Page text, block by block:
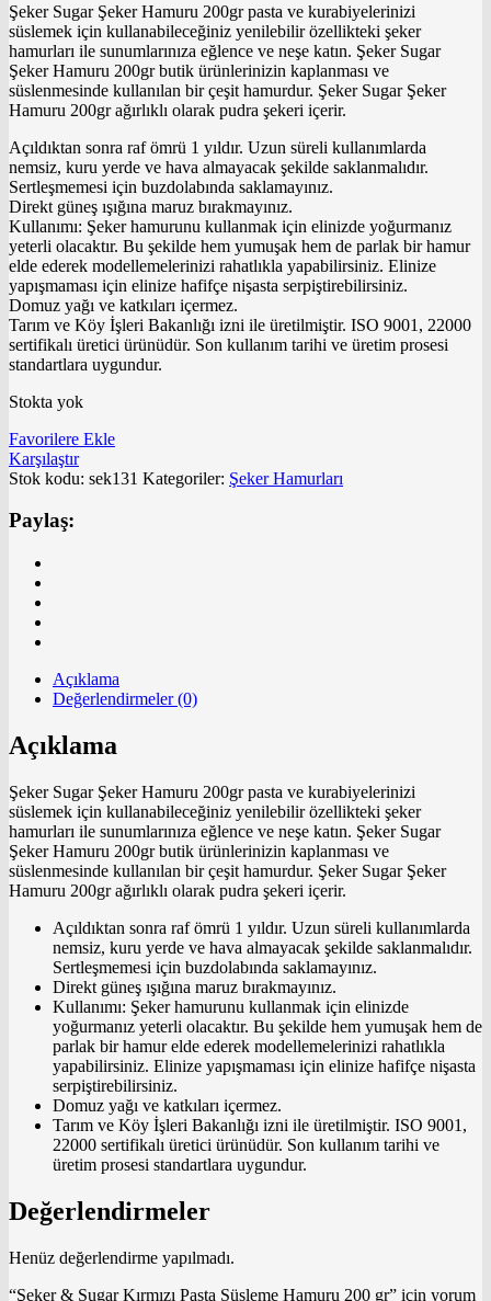
Şeker Sugar Şeker Hamuru 200gr pasta ve kurabiyelerinizi
süslemek için kullanabileceğiniz yenilebilir özellikteki şeker
hamurları ile sunumlarınıza eğlence ve neşe katın. Şeker Sugar
Şeker Hamuru 200gr butik ürünlerinizin kaplanması ve
süslenmesinde kullanılan bir çeşit hamurdur. Şeker Sugar Şeker
Hamuru 200gr ağırlıklı olarak pudra şekeri içerir.
Açıldıktan sonra raf ömrü 1 yıldır. Uzun süreli kullanımlarda
nemsiz, kuru yerde ve hava almayacak şekilde saklanmalıdır.
Sertleşmemesi için buzdolabında saklamayınız.
Direkt güneş ışığına maruz bırakmayınız.
Kullanımı: Şeker hamurunu kullanmak için elinizde yoğurmanız
yeterli olacaktır. Bu şekilde hem yumuşak hem de parlak bir hamur
elde ederek modellemelerinizi rahatlıkla yapabilirsiniz. Elinize
yapışmaması için elinize hafifçe nişasta serpiştirebilirsiniz.
Domuz yağı ve katkıları içermez.
Tarım ve Köy İşleri Bakanlığı izni ile üretilmiştir. ISO 9001, 22000
sertifikalı üretici ürünüdür. Son kullanım tarihi ve üretim prosesi
standartlara uygundur.
Stokta yok
Favorilere Ekle
Karşılaştır
Stok kodu: sek131 Kategoriler: Şeker Hamurları
Paylaş:
Açıklama
Değerlendirmeler (0)
Açıklama
Şeker Sugar Şeker Hamuru 200gr pasta ve kurabiyelerinizi
süslemek için kullanabileceğiniz yenilebilir özellikteki şeker
hamurları ile sunumlarınıza eğlence ve neşe katın. Şeker Sugar
Şeker Hamuru 200gr butik ürünlerinizin kaplanması ve
süslenmesinde kullanılan bir çeşit hamurdur. Şeker Sugar Şeker
Hamuru 200gr ağırlıklı olarak pudra şekeri içerir.
Açıldıktan sonra raf ömrü 1 yıldır. Uzun süreli kullanımlarda
nemsiz, kuru yerde ve hava almayacak şekilde saklanmalıdır.
Sertleşmemesi için buzdolabında saklamayınız.
Direkt güneş ışığına maruz bırakmayınız.
Kullanımı: Şeker hamurunu kullanmak için elinizde
yoğurmanız yeterli olacaktır. Bu şekilde hem yumuşak hem de
parlak bir hamur elde ederek modellemelerinizi rahatlıkla
yapabilirsiniz. Elinize yapışmaması için elinize hafifçe nişasta
serpiştirebilirsiniz.
Domuz yağı ve katkıları içermez.
Tarım ve Köy İşleri Bakanlığı izni ile üretilmiştir. ISO 9001,
22000 sertifikalı üretici ürünüdür. Son kullanım tarihi ve
üretim prosesi standartlara uygundur.
Değerlendirmeler
Henüz değerlendirme yapılmadı.
“Şeker & Sugar Kırmızı Pasta Süsleme Hamuru 200 gr” için yorum